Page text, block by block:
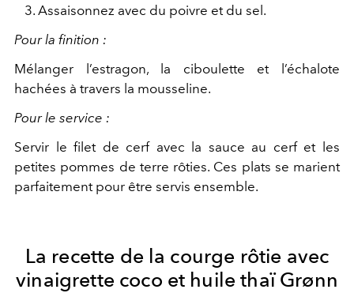
Assaisonnez avec du poivre et du sel.
Pour la finition :
Mélanger l’estragon, la ciboulette et l’échalote
hachées à travers la mousseline.
Pour le service :
Servir le filet de cerf avec la sauce au cerf et les
petites pommes de terre rôties. Ces plats se marient
parfaitement pour être servis ensemble.
La recette de la courge rôtie avec
vinaigrette coco et huile thaï Grønn